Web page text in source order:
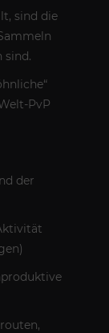
sind die
sind.
PvP
der